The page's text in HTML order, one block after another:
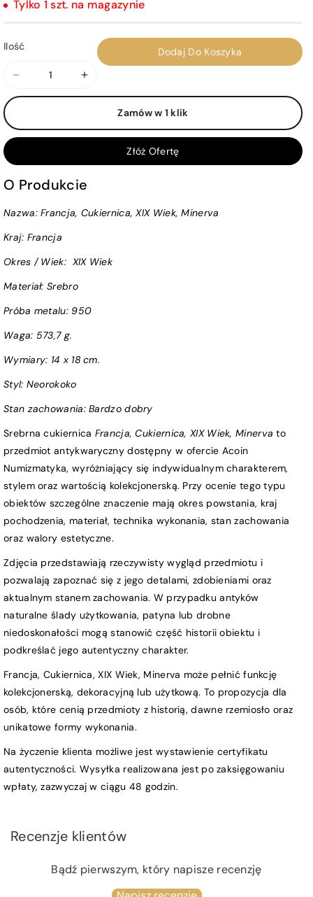
Tylko 1 szt. na magazynie
Ilość
Zmniejsz
ilość
Francja,
XIX
Wiek,
Zwiększ
ilość
Francja,
Cukiernica,
XIX
Wiek,
Dodaj Do Koszyka
Zamów w 1 klik
Złóż Ofertę
O Produkcie
Nazwa: Francja, Cukiernica, XIX Wiek, Minerva
Kraj: Francja
Okres / Wiek: XIX Wiek
Materiał: Srebro
Próba metalu: 950
Waga: 573,7 g.
Wymiary: 14 x 18 cm.
Styl: Neorokoko
Stan zachowania:Bardzo dobry
Srebrna cukiernica Francja, Cukiernica, XIX Wiek, Minerva to
przedmiot antykwaryczny dostępny w ofercie Acoin
Numizmatyka, wyróżniający się indywidualnym charakterem,
stylem oraz wartością kolekcjonerską. Przy ocenie tego typu
obiektów szczególne znaczenie mają okres powstania, kraj
pochodzenia, materiał, technika wykonania, stan zachowania
oraz walory estetyczne.
Zdjęcia przedstawiają rzeczywisty wygląd przedmiotu i
pozwalają zapoznać się z jego detalami, zdobieniami oraz
aktualnym stanem zachowania. W przypadku antyków
naturalne ślady użytkowania, patyna lub drobne
niedoskonałości mogą stanowić część historii obiektu i
podkreślać jego autentyczny charakter.
Francja, Cukiernica, XIX Wiek, Minerva może pełnić funkcję
kolekcjonerską, dekoracyjną lub użytkową. To propozycja dla
osób, które cenią przedmioty z historią, dawne rzemiosło oraz
unikatowe formy wykonania.
Na życzenie klienta możliwe jest wystawienie certyfikatu
autentyczności. Wysyłka realizowana jest po zaksięgowaniu
wpłaty, zazwyczaj w ciągu 48 godzin.
Recenzje klientów
Bądź pierwszym, który napisze recenzję